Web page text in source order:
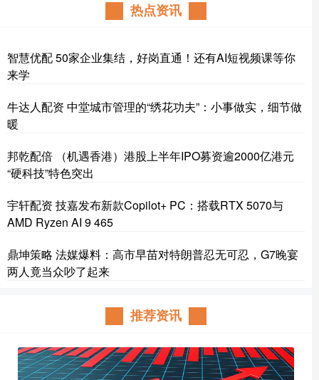
热点资讯
智慧优配 50家企业集结，好岗直通！还有AI短视频课等你
来学
牛达人配资 中堂城市管理的“绣花功夫”：小事做实，细节做
暖
邦乾配倍 （机遇香港）港股上半年IPO募资逾2000亿港元
“硬科技”特色突出
宇轩配资 技嘉发布新款Copilot+ PC：搭载RTX 5070与
AMD Ryzen AI 9 465
鼎坤策略 法媒爆料：高市早苗对特朗普忍无可忍，G7晚宴
两人竟当众吵了起来
推荐资讯